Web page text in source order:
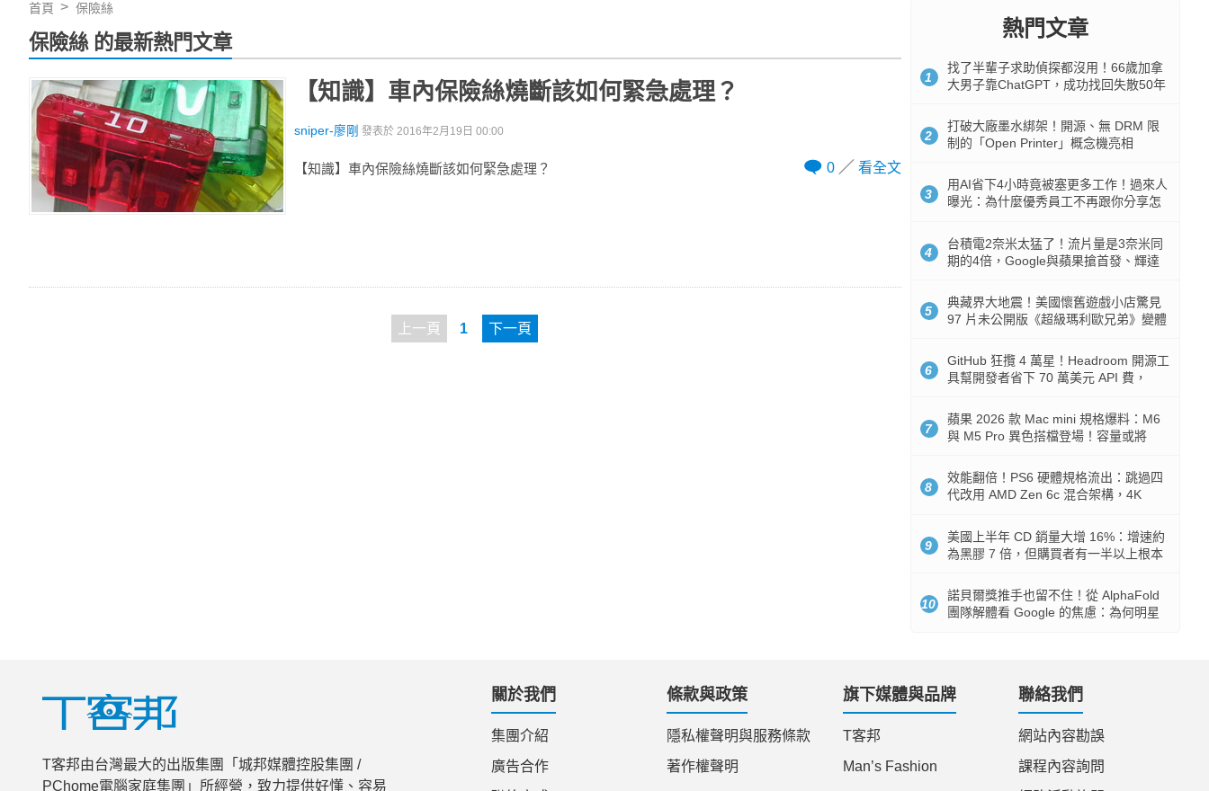
首頁 保險絲
保險絲 的最新熱門文章
【知識】車內保險絲燒斷該如何緊急處理？
sniper-廖剛 發表於 2016年2月19日 00:00
【知識】車內保險絲燒斷該如何緊急處理？ 0 看全文
上一頁 1 下一頁
熱門文章
1
找了半輩子求助偵探都沒用！66歲加拿
大男子靠ChatGPT，成功找回失散50年
2
打破大廠墨水綁架！開源、無 DRM 限
制的「Open Printer」概念機亮相
3
用AI省下4小時竟被塞更多工作！過來人
曝光：為什麼優秀員工不再跟你分享怎
4
台積電2奈米太猛了！流片量是3奈米同
期的4倍，Google與蘋果搶首發、輝達
5
典藏界大地震！美國懷舊遊戲小店驚見
97 片未公開版《超級瑪利歐兄弟》變體
6
GitHub 狂攬 4 萬星！Headroom 開源工
具幫開發者省下 70 萬美元 API 費，
7
蘋果 2026 款 Mac mini 規格爆料：M6
與 M5 Pro 異色搭檔登場！容量或將
8
效能翻倍！PS6 硬體規格流出：跳過四
代改用 AMD Zen 6c 混合架構，4K
9
美國上半年 CD 銷量大增 16%：增速約
為黑膠 7 倍，但購買者有一半以上根本
10
諾貝爾獎推手也留不住！從 AlphaFold
團隊解體看 Google 的焦慮：為何明星
T客邦由台灣最大的出版集團「城邦媒體控股集團 /
PChome電腦家庭集團」所經營，致力提供好懂、容易
關於我們
集團介紹
廣告合作
條款與政策
隱私權聲明與服務條款
著作權聲明
旗下媒體與品牌
T客邦
Man’s Fashion
聯絡我們
網站內容勘誤
課程內容詢問